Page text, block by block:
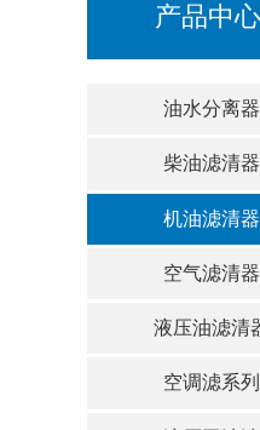
产品中心
油水分离器
柴油滤清器
机油滤清器
空气滤清器
液压油滤清
空调滤系列